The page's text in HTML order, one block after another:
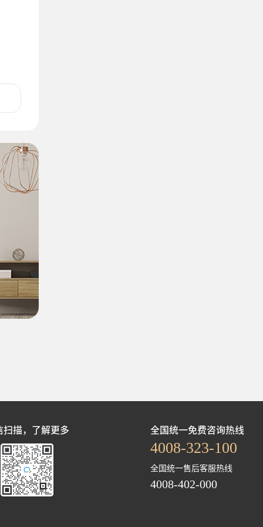
扫描，了解更多 全国统一免费咨询热线
4008-323-100
全国统一售后客服热线
4008-402-000